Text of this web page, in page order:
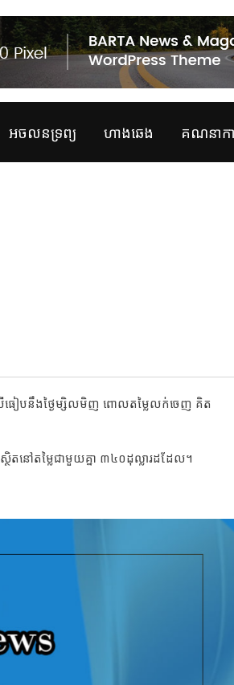
អចលនទ្រព្យ ហាងឆេង គណនាកា
ើធៀបនឹងថ្ងៃម្សិលមិញ ពោលតម្លៃលក់ចេញ គិត
នៅតម្លៃជាមួយគ្នា ៣៤០ដុល្លារដដែល។